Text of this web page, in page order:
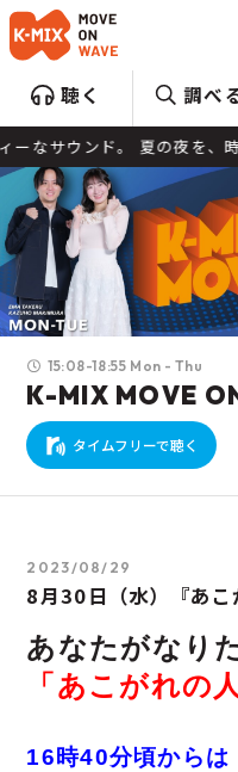
聴く 調べ
夜を、時に鮮
15:08-18:55 Mon - Thu
K-MIX MOVE
タイムフリーで聴く
2023/08/29
8月30日（水）『あこ
あなたがなり
「あこがれの人
16時40分頃からは